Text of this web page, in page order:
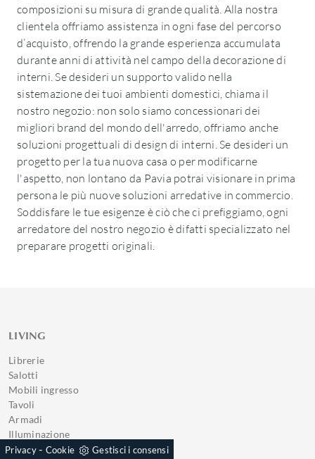
composizioni su misura di grande qualità. Alla nostra
clientela offriamo assistenza in ogni fase del percorso
d’acquisto, offrendo la grande esperienza accumulata
durante anni di attività nel campo della decorazione di
interni. Se desideri un supporto valido nella
sistemazione dei tuoi ambienti domestici, chiama il
nostro negozio: non solo siamo concessionari dei
migliori brand del mondo dell'arredo, offriamo anche
soluzioni progettuali di design di interni. Se desideri un
progetto per la tua nuova casa o per modificarne
l'aspetto, non lontano da Pavia potrai visionare in prima
persona le più nuove soluzioni arredative in commercio.
Soddisfare le tue esigenze è ciò che ci prefiggiamo, ogni
arredatore del nostro negozio è difatti specializzato nel
preparare progetti originali.
LIVING
Librerie
Salotti
Mobili ingresso
Tavoli
Armadi
Illuminazione
Privacy- Cookie Gestisci i consensi